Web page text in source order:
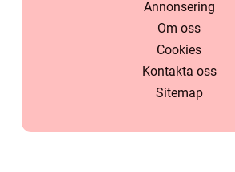
Annonsering
Om oss
Cookies
Kontakta oss
Sitemap